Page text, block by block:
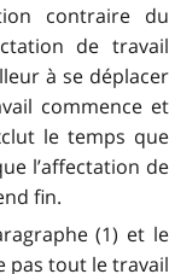
contraire du
de travail
à se déplacer
commence et
le temps que
l’affectation de
fin.
(1) et le
pas tout le travail